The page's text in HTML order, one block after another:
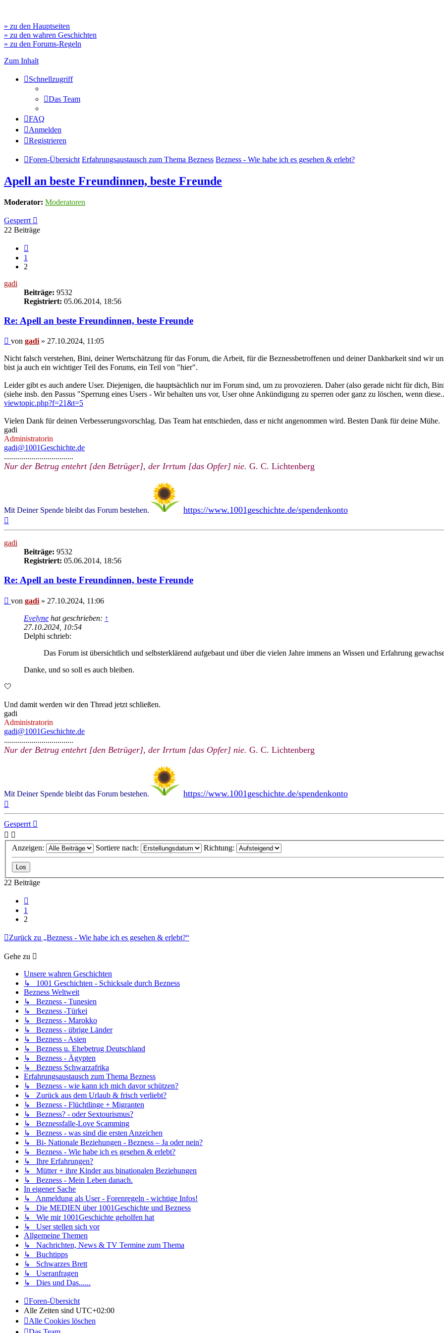
» zu den Hauptseiten
» zu den wahren Geschichten
» zu den Forums-Regeln
Zum Inhalt
Schnellzugriff
Das Team
FAQ
Anmelden
Registrieren
Foren-Übersicht Erfahrungsaustausch zum Thema Bezness Bezness - Wie habe ich es gesehen & erlebt?
Apell an beste Freundinnen, beste Freunde
Moderator: Moderatoren
Gesperrt
22 Beiträge
1
2
gadi
Beiträge: 9532
Registriert: 05.06.2014, 18:56
Re: Apell an beste Freundinnen, beste Freunde
Beitrag
von gadi » 27.10.2024, 11:05
Nicht falsch verstehen, Bini, deiner Wertschätzung für das Forum, die Arbeit, für die Beznessbetroffenen und deiner Dankbarkeit sind wir
bist ja auch ein wichtiger Teil des Forums, ein Teil von "hier".
Leider gibt es auch andere User. Diejenigen, die hauptsächlich nur im Forum sind, um zu provozieren. Daher (also gerade nicht für dich,
(siehe insb. den Passus "Sperrung eines Users - Wir behalten uns vor, User ohne Ankündigung zu sperren oder ganz zu löschen, wenn
viewtopic.php?f=21&t=5
Vielen Dank für deinen Verbesserungsvorschlag. Das Team hat entschieden, dass er nicht angenommen wird. Besten Dank für deine Mühe.
gadi
Administratorin
gadi@1001Geschichte.de
...................................
Nur der Betrug entehrt [den Betrüger], der Irrtum [das Opfer] nie. G. C. Lichtenberg
Mit Deiner Spende bleibt das Forum bestehen. https://www.1001geschichte.de/spendenkonto
gadi
Beiträge: 9532
Registriert: 05.06.2014, 18:56
Re: Apell an beste Freundinnen, beste Freunde
Beitrag
von gadi » 27.10.2024, 11:06
Evelyne hat geschrieben: ↑
27.10.2024, 10:54
Delphi schrieb:
Das Forum ist übersichtlich und selbsterklärend aufgebaut und über die vielen Jahre immens an Wissen und Erfahrung
Danke, und so soll es auch bleiben.
🤍
Und damit werden wir den Thread jetzt schließen.
gadi
Administratorin
gadi@1001Geschichte.de
...................................
Nur der Betrug entehrt [den Betrüger], der Irrtum [das Opfer] nie. G. C. Lichtenberg
Mit Deiner Spende bleibt das Forum bestehen. https://www.1001geschichte.de/spendenkonto
Gesperrt
Anzeigen: Sortiere nach: Richtung:
22 Beiträge
1
2
Zurück zu „Bezness - Wie habe ich es gesehen & erlebt?“
Gehe zu
Unsere wahren Geschichten
↳ 1001 Geschichten - Schicksale durch Bezness
Bezness Weltweit
↳ Bezness - Tunesien
↳ Bezness -Türkei
↳ Bezness - Marokko
↳ Bezness - übrige Länder
↳ Bezness - Asien
↳ Bezness u. Ehebetrug Deutschland
↳ Bezness - Ägypten
↳ Bezness Schwarzafrika
Erfahrungsaustausch zum Thema Bezness
↳ Bezness - wie kann ich mich davor schützen?
↳ Zurück aus dem Urlaub & frisch verliebt?
↳ Bezness - Flüchtlinge + Migranten
↳ Bezness? - oder Sextourismus?
↳ Beznessfalle-Love Scamming
↳ Bezness - was sind die ersten Anzeichen
↳ Bi- Nationale Beziehungen - Bezness – Ja oder nein?
↳ Bezness - Wie habe ich es gesehen & erlebt?
↳ Ihre Erfahrungen?
↳ Mütter + ihre Kinder aus binationalen Beziehungen
↳ Bezness - Mein Leben danach.
In eigener Sache
↳ Anmeldung als User - Forenregeln - wichtige Infos!
↳ Die MEDIEN über 1001Geschichte und Bezness
↳ Wie mir 1001Geschichte geholfen hat
↳ User stellen sich vor
Allgemeine Themen
↳ Nachrichten, News & TV Termine zum Thema
↳ Buchtipps
↳ Schwarzes Brett
↳ Useranfragen
↳ Dies und Das......
Foren-Übersicht
Alle Zeiten sind UTC+02:00
Alle Cookies löschen